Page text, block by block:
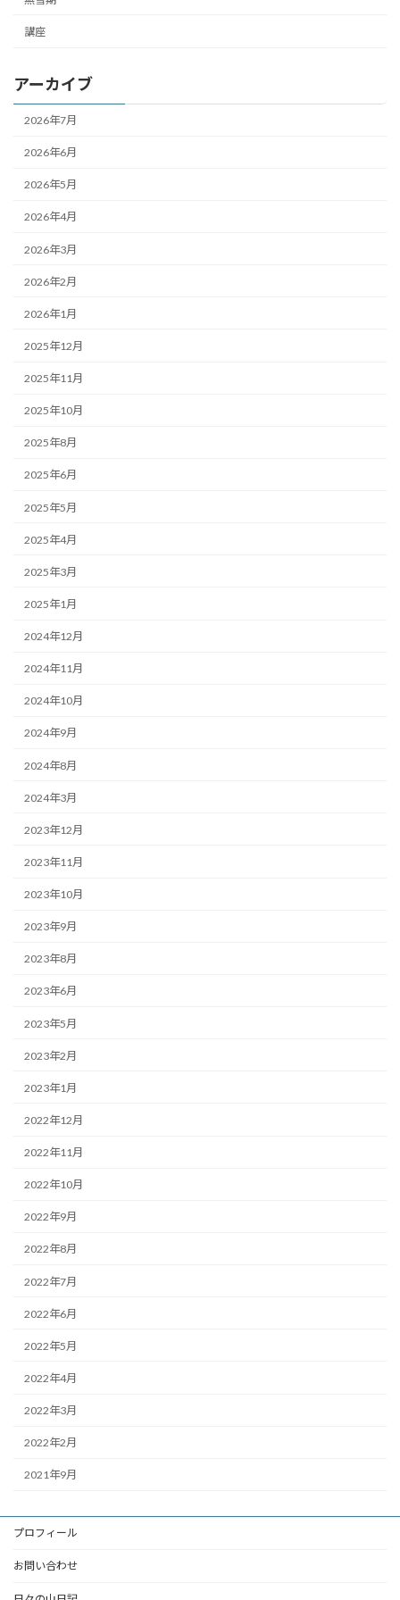
講座
アーカイブ
2026年7月
2026年6月
2026年5月
2026年4月
2026年3月
2026年2月
2026年1月
2025年12月
2025年11月
2025年10月
2025年8月
2025年6月
2025年5月
2025年4月
2025年3月
2025年1月
2024年12月
2024年11月
2024年10月
2024年9月
2024年8月
2024年3月
2023年12月
2023年11月
2023年10月
2023年9月
2023年8月
2023年6月
2023年5月
2023年2月
2023年1月
2022年12月
2022年11月
2022年10月
2022年9月
2022年8月
2022年7月
2022年6月
2022年5月
2022年4月
2022年3月
2022年2月
2021年9月
プロフィール
お問い合わせ